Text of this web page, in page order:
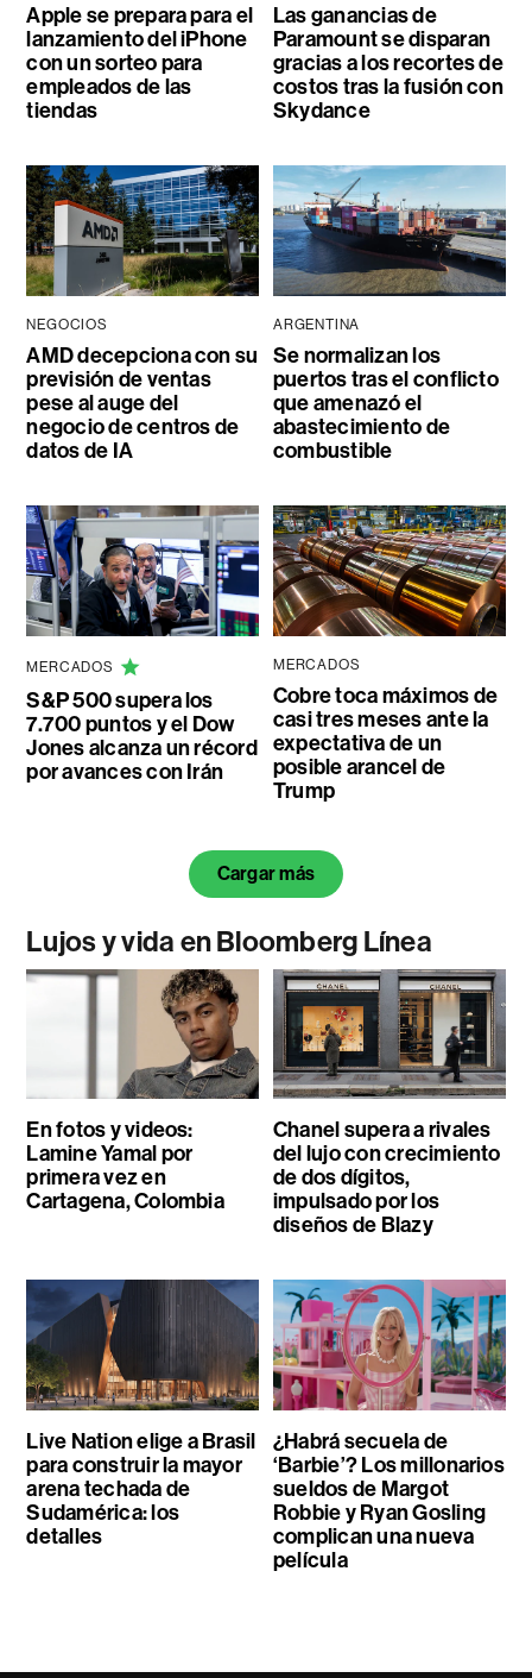
Apple se prepara para el
lanzamiento del iPhone
con un sorteo para
empleados de las
tiendas
Las ganancias de
Paramount se disparan
gracias a los recortes de
costos tras la fusión con
Skydance
NEGOCIOS
AMD decepciona con su
previsión de ventas
pese al auge del
negocio de centros de
datos de IA
ARGENTINA
Se normalizan los
puertos tras el conflicto
que amenazó el
abastecimiento de
combustible
MERCADOS
S&P 500 supera los
7.700 puntos y el Dow
Jones alcanza un récord
por avances con Irán
MERCADOS
Cobre toca máximos de
casi tres meses ante la
expectativa de un
posible arancel de
Trump
Cargar más
Lujos y vida en Bloomberg Línea
En fotos y videos:
Lamine Yamal por
primera vez en
Cartagena, Colombia
Chanel supera a rivales
del lujo con crecimiento
de dos dígitos,
impulsado por los
diseños de Blazy
Live Nation elige a Brasil
para construir la mayor
arena techada de
Sudamérica: los
detalles
¿Habrá secuela de
‘Barbie’? Los millonarios
sueldos de Margot
Robbie y Ryan Gosling
complican una nueva
película